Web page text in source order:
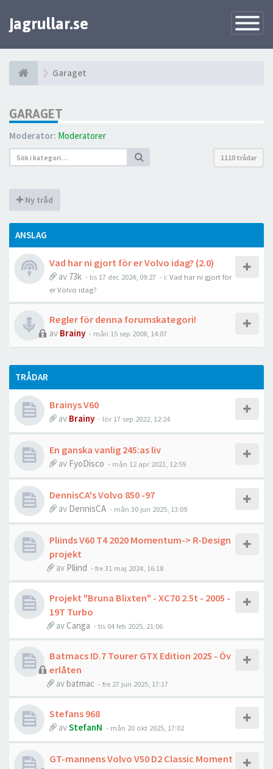
Toggle
jagrullar.se
Garaget
GARAGET
Moderator: Moderatorer
1110 trådar
Ny tråd
ANSLAG
Vad har ni gjort för er Volvo idag? (2.0)
av 73k - tis 17 dec 2024, 09:27 - i: Vad har ni gjort för
er Volvo idag?
Regler för denna forumskategori!
av Brainy - mån 15 sep 2008, 14:07
TRÅDAR
Brainys V60
av Brainy - lör 17 sep 2022, 12:24
En ganska vanlig 245:as liv
av FyoDisco - mån 12 apr 2021, 12:59
DennisCA's Volvo 850 -97
av DennisCA - mån 30 jun 2025, 13:09
Pliinds V60 T4 2020 Momentum-> R-Design
projekt
av Pliind - fre 31 maj 2024, 16:18
Projekt "Bruna Blixten" - XC70 2.5t - 2005 -
19T Turbo
avCanga - tis 04 feb 2025, 21:06
Batmacs ID.7 Tourer GTX Edition 2025 - Öv
erlåten
avbatmac - fre 27 jun 2025, 17:17
Stefans 968
avStefanN - mån 20 okt 2025, 17:02
GT-mannens Volvo V50 D2 Classic Moment